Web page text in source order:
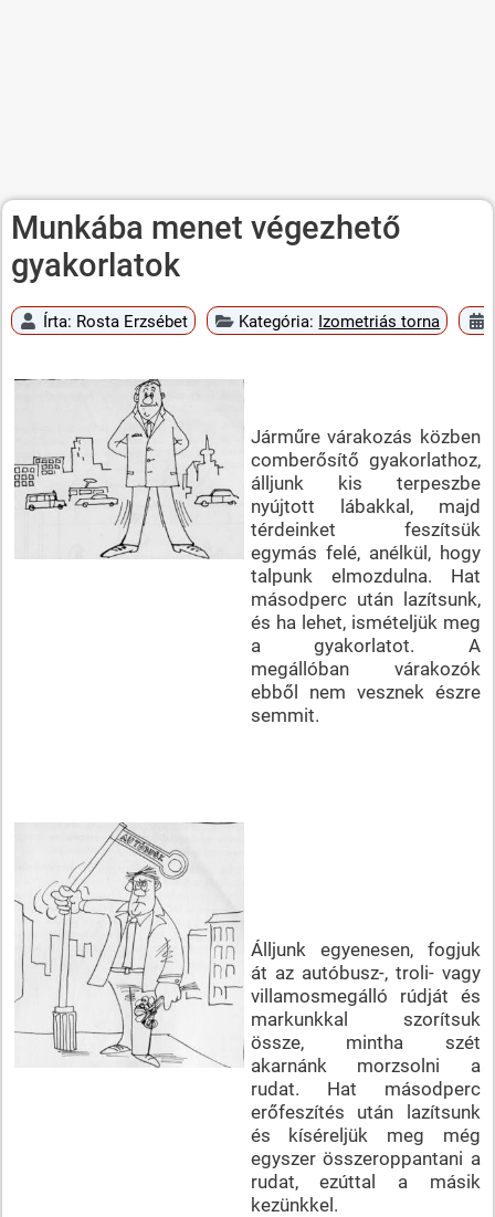
Munkába menet végezhető
gyakorlatok
Írta: Rosta Erzsébet Kategória: Izometriás torna
Járműre várakozás közben
comberősítő gyakorlathoz,
álljunk kis terpeszbe
nyújtott lábakkal, majd
térdeinket feszítsük
egymás felé, anélkül, hogy
talpunk elmozdulna. Hat
másodperc után lazítsunk,
és ha lehet, ismételjük meg
a gyakorlatot. A
megállóban várakozók
ebből nem vesznek észre
semmit.
Álljunk egyenesen, fogjuk
át az autóbusz-, troli- vagy
villamosmegálló rúdját és
markunkkal szorítsuk
össze, mintha szét
akarnánk morzsolni a
rudat. Hat másodperc
erőfeszítés után lazítsunk
és kíséreljük meg még
egyszer összeroppantani a
rudat, ezúttal a másik
kezünkkel.